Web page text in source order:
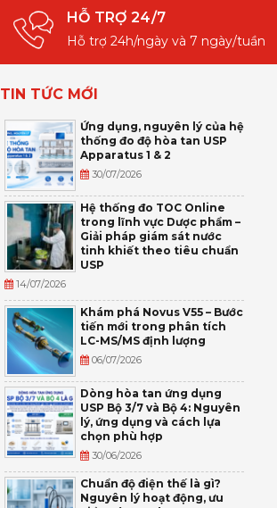
HỖ TRỢ 24/7
Hỗ trợ 24h/ngày và 7 ngày/tuần
TIN TỨC MỚI
Ứng dụng, nguyên lý của hệ
thống đo độ hòa tan USP
Apparatus 1 & 2
30/07/2026
Hệ thống đo TOC Online
trong lĩnh vực Dược phẩm –
Giải pháp giám sát nước
tinh khiết theo tiêu chuẩn
USP
14/07/2026
Khám phá Novus V55 – Bước
tiến mới trong phân tích
LC-MS/MS định lượng
06/07/2026
Dòng hòa tan ứng dụng
USP Bộ 3/7 và Bộ 4: Nguyên
lý, ứng dụng và cách lựa
chọn phù hợp
30/06/2026
Chuẩn độ điện thế là gì?
Nguyên lý hoạt động, ưu